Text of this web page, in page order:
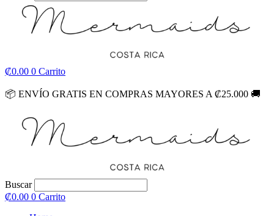
₡0.00 0 Carrito
📦 ENVÍO GRATIS EN COMPRAS MAYORES A ₡25.000 🚚
Buscar
₡0.00 0 Carrito